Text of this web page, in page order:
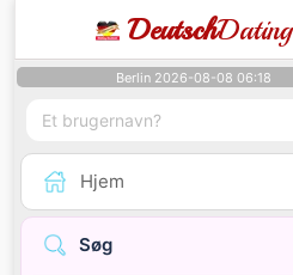
DeutschDating
Berlin 2026-08-08 06:18
Hjem
Søg